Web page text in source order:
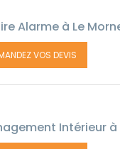
Alarme à Le
VOS DEVIS
Intérieur à